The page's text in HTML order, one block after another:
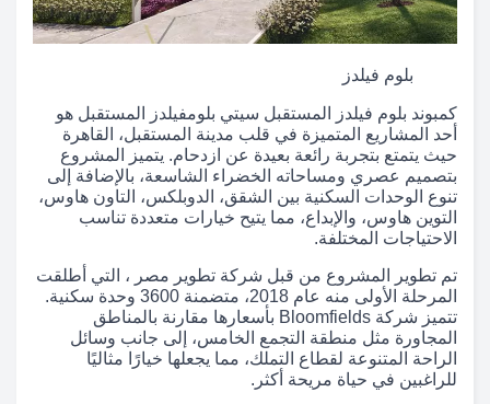
بلوم فيلدز
كمبوند بلوم فيلدز المستقبل سيتي بلومفيلدز المستقبل هو
أحد المشاريع المتميزة في قلب مدينة المستقبل، القاهرة
حيث يتمتع بتجربة رائعة بعيدة عن ازدحام. يتميز المشروع
بتصميم عصري ومساحاته الخضراء الشاسعة، بالإضافة إلى
تنوع الوحدات السكنية بين الشقق، الدوبلكس، التاون هاوس،
التوين هاوس، والإبداع، مما يتيح خيارات متعددة تناسب
الاحتياجات المختلفة.
تم تطوير المشروع من قبل شركة تطوير مصر ، التي أطلقت
المرحلة الأولى منه عام 2018، متضمنة 3600 وحدة سكنية.
تتميز شركة Bloomfields بأسعارها مقارنة بالمناطق
المجاورة مثل منطقة التجمع الخامس، إلى جانب وسائل
الراحة المتنوعة لقطاع التملك، مما يجعلها خيارًا مثاليًا
للراغبين في حياة مريحة أكثر.